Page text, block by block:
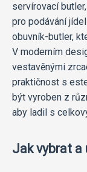
servírovací
pro podávání
obuvník-butler,
V moderním
vestavěnými
praktičnost s
být vyroben z
aby ladil s
Jak vybrat